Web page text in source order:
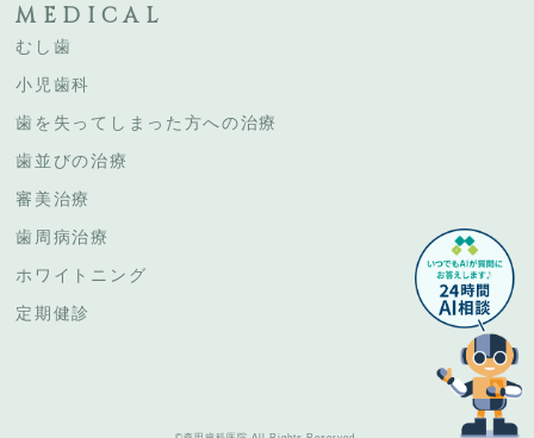
MEDICAL
むし歯
小児歯科
歯を失ってしまった方への治療
歯並びの治療
審美治療
歯周病治療
ホワイトニング
定期健診